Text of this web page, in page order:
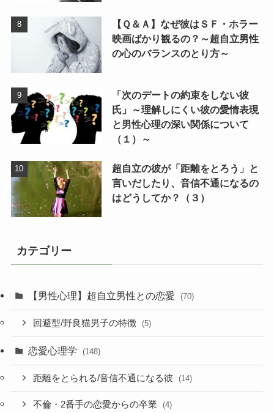
【Ｑ＆Ａ】なぜ彼はＳＦ・ホラー
映画ばかり観るの？～超自立男性
の心のバランスのとり方～
「次のデートの約束をしない彼
氏」～理解しにくい彼の愛情表現
と男性心理の深い関係について
（１）～
超自立の彼が「距離をとろう」と
言いだしたり、音信不通になるの
はどうしてか？（３）
カテゴリー
【男性心理】超自立男性との恋愛 (70)
回避型/野良猫男子の特徴 (5)
恋愛心理学 (148)
距離をとられる/音信不通になる彼 (14)
不倫・2番手の恋愛からの卒業 (4)